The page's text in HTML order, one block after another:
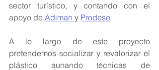
sector turístico, y contando con el
apoyo de Adiman y Prodese
A lo largo de este proyecto
pretendemos socializar y revalorizar el
plástico aunando técnicas de